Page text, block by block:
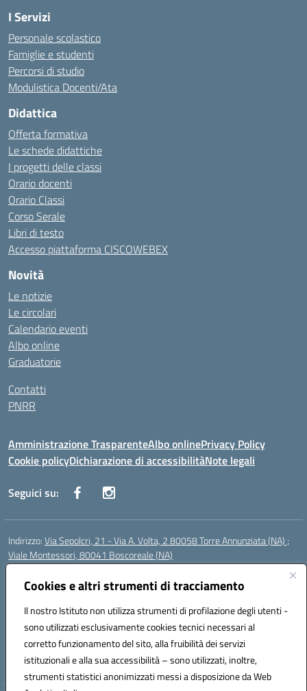
Cookies e altri strumenti di tracciamento
Il nostro Istituto non utilizza strumenti di profilazione degli utenti -
sono utilizzati esclusivamente cookies tecnici necessari al
corretto funzionamento del sito, alla fruibilità dei servizi
istituzionali e alla sua accessibilità – sono utilizzati, inoltre,
strumenti statistici anonimizzati messi a disposizione da Web
I Servizi
Personale scolastico
Famiglie e studenti
Percorsi di studio
Modulistica Docenti/Ata
Didattica
Offerta formativa
Le schede didattiche
I progetti delle classi
Orario docenti
Orario Classi
Corso Serale
Libri di testo
Accesso piattaforma CISCOWEBEX
Novità
Le notizie
Le circolari
Calendario eventi
Albo online
Graduatorie
Contatti
PNRR
Amministrazione TrasparenteAlbo onlinePrivacy Policy
Cookie policyDichiarazione di accessibilitàNote legali
Seguici su:
Indirizzo:Via Sepolcri, 21 - Via A. Volta, 2 80058 Torre Annunziata (NA) ;
Viale Montessori, 80041 Boscoreale (NA)
Centralino:
Posta elettronica certificata (PEC):nais04100b@pec.istruzione.it
Codice fiscale: 82008750638
Codice meccanografico:NAIS04100B
Codice Indice delle Pubbliche Amministrazioni (IPA): istsc_nais04100b
Codice unico di fatturazione (CUF): UFELOU